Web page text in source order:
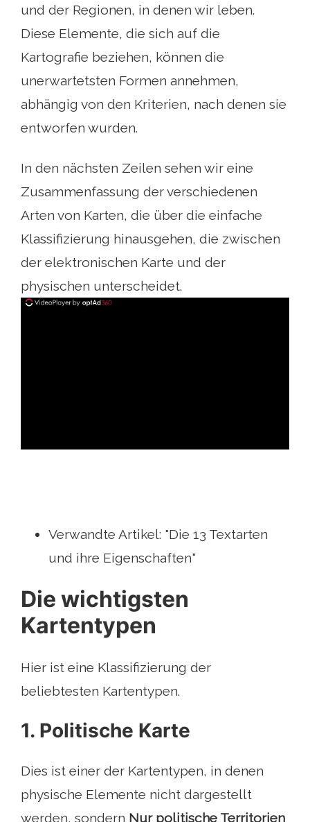
und der Regionen, in denen wir leben.
Diese Elemente, die sich auf die
Kartografie beziehen, können die
unerwartetsten Formen annehmen,
abhängig von den Kriterien, nach denen sie
entworfen wurden.
In den nächsten Zeilen sehen wir eine
Zusammenfassung der verschiedenen
Arten von Karten, die über die einfache
Klassifizierung hinausgehen, die zwischen
der elektronischen Karte und der
physischen unterscheidet.
Verwandte Artikel: "Die 13 Textarten
und ihre Eigenschaften"
Die wichtigsten
Kartentypen
Hier ist eine Klassifizierung der
beliebtesten Kartentypen.
1. Politische Karte
Dies ist einer der Kartentypen, in denen
physische Elemente nicht dargestellt
werden, sondern Nur politische Territorien